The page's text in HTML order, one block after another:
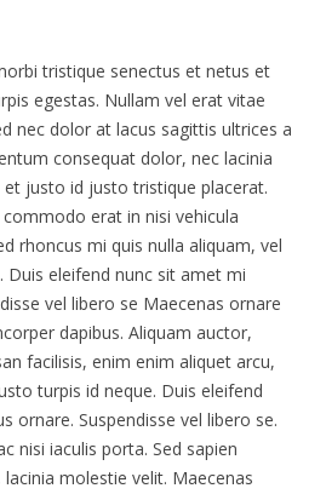
tristique senectus et netus et
egestas. Nullam vel erat vitae
nec dolor at lacus sagittis ultrices a
consequat dolor, nec lacinia
justo id justo tristique placerat.
erat in nisi vehicula
rhoncus mi quis nulla aliquam, vel
Duis eleifend nunc sit amet mi
vel libero se Maecenas ornare
dapibus. Aliquam auctor,
facilisis, enim enim aliquet arcu,
turpis id neque. Duis eleifend
ornare. Suspendisse vel libero se.
nisi iaculis porta. Sed sapien
molestie velit. Maecenas